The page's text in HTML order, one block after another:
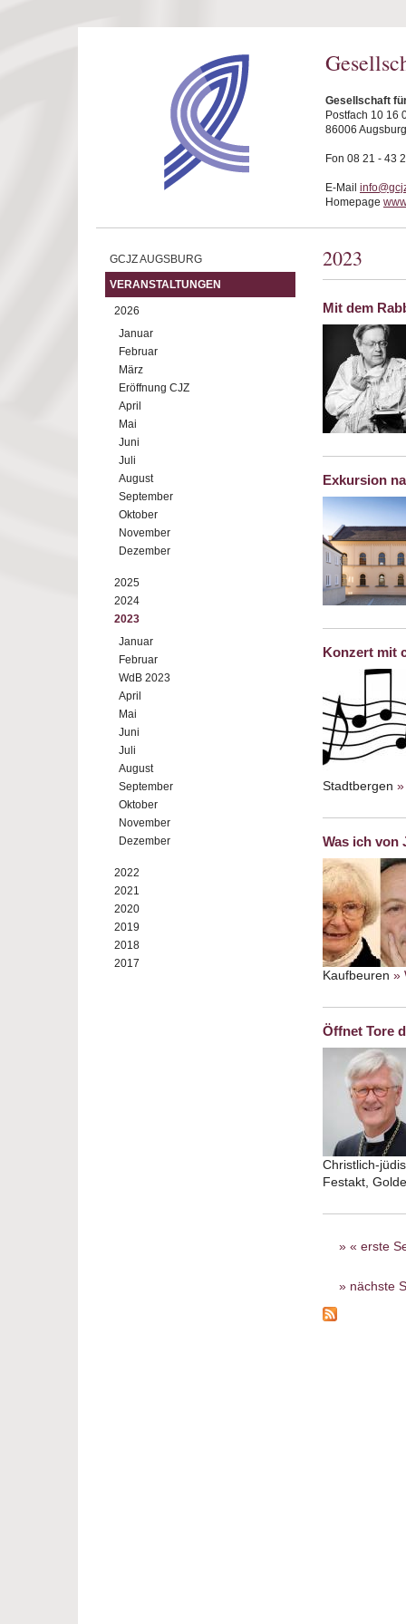
Gesellschaft
Postfach 10 16
86006 Augsburg
Fon 08 21 - 43
E-Mail
Homepage
GCJZ AUGSBURG
VERANSTALTUNGEN
2026
Januar
Februar
März
Eröffnung CJZ
April
Mai
Juni
Juli
August
September
Oktober
November
Dezember
2025
2024
2023
Januar
Februar
WdB 2023
April
Mai
Juni
Juli
August
September
Oktober
November
Dezember
2022
2021
2020
2019
2018
2017
2023
Mit dem
Exkursion
Konzert mit
Stadtbergen
Was ich von
Kaufbeuren »
Öffnet Tore
Christlich-
Festakt,
Seiten
« erste
nächste